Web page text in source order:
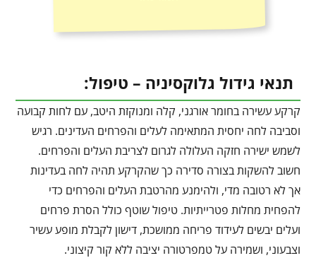
תנאי גידול גלוקסיניה – טיפול:
קרקע עשירה בחומר אורגני, קלה ומנוקזת היטב, עם לחות קבועה
וסביבה לחה יחסית המתאימה לעלים והפרחים העדינים. רגיש
לשמש ישירה חזקה העלולה לגרום לצריבת העלים והפרחים.
חשוב להשקות בצורה סדירה כך שהקרקע תהיה לחה בעדינות
אך לא רטובה מדי, ולהימנע מהרטבת העלים והפרחים כדי
להפחית מחלות פטרייתיות. טיפול שוטף כולל הסרת פרחים
ועלים יבשים לעידוד פריחה ממושכת, דישון לקבלת מופע עשיר
וצבעוני, ושמירה על טמפרטורה יציבה ללא קור קיצוני.